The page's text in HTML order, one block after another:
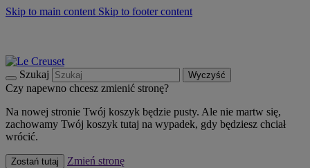
Skip to main content Skip to footer content
Szukaj Wyczyść
Czy napewno chcesz zmienić stronę?
Na nowej stronie Twój koszyk będzie pusty. Ale nie martw się,
zachowamy Twój koszyk tutaj na wypadek, gdy będziesz chciał
wrócić.
Zostań tutaj
Zmień stronę